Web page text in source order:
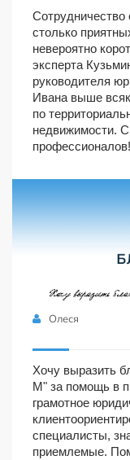
Сотрудничество
столько
невероятно
эксперта
руководителя
Ивана выше
по
недвижимости.
профессионалов!
Олеся
Хочу выразить
М" за помощь в
грамотное
специалисты,
приемлемые.